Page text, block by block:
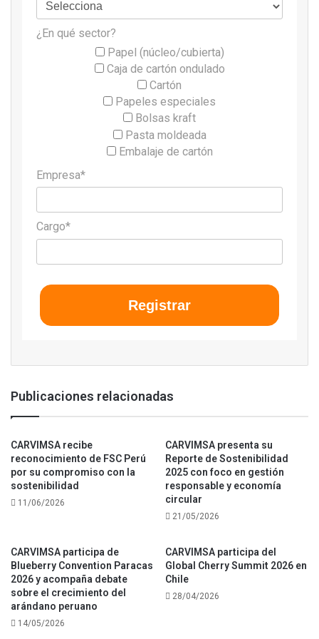
¿En qué sector?
Papel (núcleo/cubierta)
Caja de cartón ondulado
Cartón
Papeles especiales
Bolsas kraft
Pasta moldeada
Embalaje de cartón
Empresa*
Cargo*
Registrar
Publicaciones relacionadas
CARVIMSA recibe
reconocimiento de FSC Perú
por su compromiso con la
sostenibilidad
11/06/2026
CARVIMSA presenta su
Reporte de Sostenibilidad
2025 con foco en gestión
responsable y economía
circular
21/05/2026
CARVIMSA participa de
Blueberry Convention Paracas
2026 y acompaña debate
sobre el crecimiento del
arándano peruano
14/05/2026
CARVIMSA participa del
Global Cherry Summit 2026 en
Chile
28/04/2026